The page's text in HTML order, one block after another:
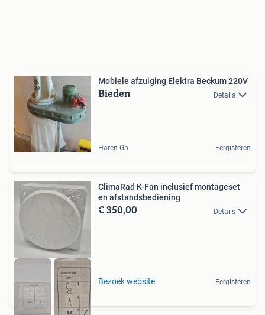
Mobiele afzuiging Elektra Beckum 220V
Bieden Details
Haren Gn Eergisteren
ClimaRad K-Fan inclusief montageset
en afstandsbediening
€ 350,00 Details
Bezoek website Eergisteren